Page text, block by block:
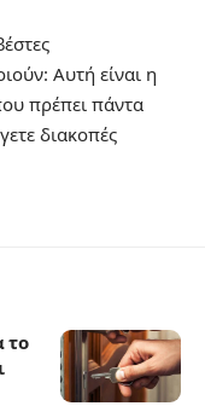
Αυτή είναι η
πρέπει πάντα
διακοπές
το